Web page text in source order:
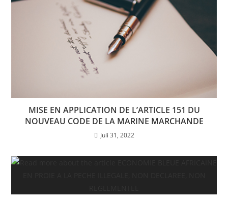
MISE EN APPLICATION DE L’ARTICLE 151 DU
NOUVEAU CODE DE LA MARINE MARCHANDE
Juli 31, 2022